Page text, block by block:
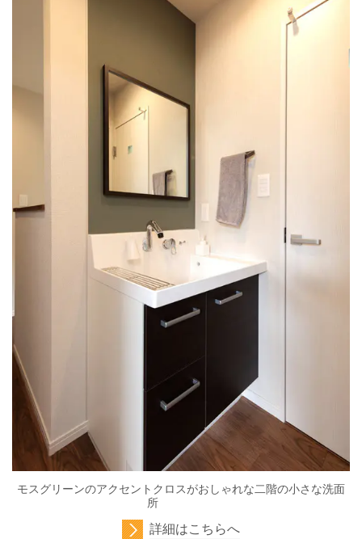
モスグリーンのアクセントクロスがおしゃれな二階の小さな洗面
所
詳細はこちらへ